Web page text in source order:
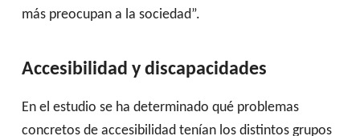
más preocupan a la sociedad”.
Accesibilidad y discapacidades
En el estudio se ha determinado qué problemas
concretos de accesibilidad tenían los distintos grupos